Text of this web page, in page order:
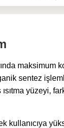
maksimum
sentez
yüzeyi,
kullanıcıya